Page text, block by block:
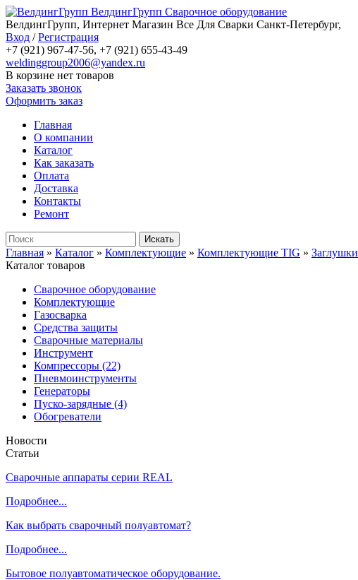
ВелдингГрупп Сварочное оборудование
ВелдингГрупп, Интернет Магазин Все Для Сварки Санкт-Петербург,
Вход /Регистрация
+7 (921) 967-47-56, +7 (921) 655-43-49
weldinggroup2006@yandex.ru
В корзине нет товаров
Заказать звонок
Оформить заказ
Главная
О компании
Каталог
Как заказать
Оплата
Доставка
Контакты
Ремонт
Главная » Каталог » Комплектующие » Комплектующие TIG » Заглушки
Каталог товаров
Сварочное оборудование
Комплектующие
Газосварка
Средства защиты
Сварочные материалы
Инструмент
Компрессоры (22)
Пневмоинструменты
Генераторы
Пуско-зарядные (4)
Обогреватели
Новости
Статьи
Сварочные аппараты серии REAL
Подробнее...
Как выбрать сварочный полуавтомат?
Подробнее...
Бытовое полуавтоматическое оборудование.